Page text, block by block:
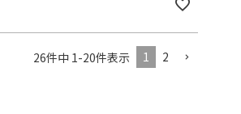
26件中 1-20件表示 1 2